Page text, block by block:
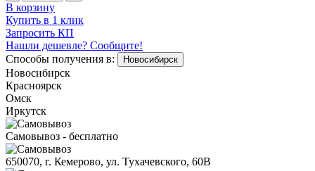
В корзину
Купить в 1 клик
Запросить КП
Нашли дешевле? Сообщите!
Способы получения в:
Новосибирск
Новосибирск
Красноярск
Омск
Иркутск
Самовывоз - бесплатно
650070, г. Кемерово, ул. Тухачевского, 60В